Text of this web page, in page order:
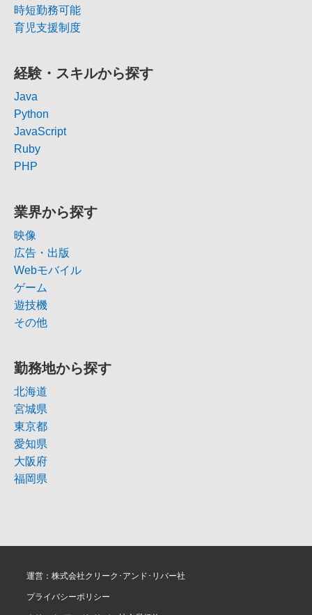
時短勤務可能
育児支援制度
経験・スキルから探す
Java
Python
JavaScript
Ruby
PHP
業界から探す
映像
広告・出版
Webモバイル
ゲーム
遊技機
その他
勤務地から探す
北海道
宮城県
東京都
愛知県
大阪府
福岡県
運営：株式会社クリーク･アンド･リバー社
プライバシーポリシー